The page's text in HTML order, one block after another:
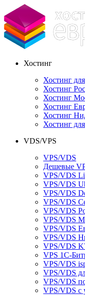
Хостинг
Хостинг
Хостинг
Хостинг
Хостинг
Хостинг
Хостинг для
VDS/VPS
VPS/VDS
Дешевые
VPS/VDS
VPS/VDS
VPS/VDS
VPS/VDS
VPS/VDS
VPS/VDS
VPS/VDS
VPS/VDS
VPS/VDS
VPS 1С-
VPS/VDS
VPS/VDS
VPS/VDS
VPS/VDS с